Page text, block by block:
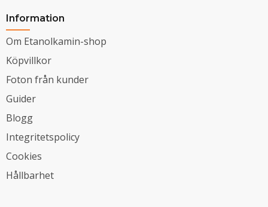
Information
Om Etanolkamin-shop
Köpvillkor
Foton från kunder
Guider
Blogg
Integritetspolicy
Cookies
Hållbarhet